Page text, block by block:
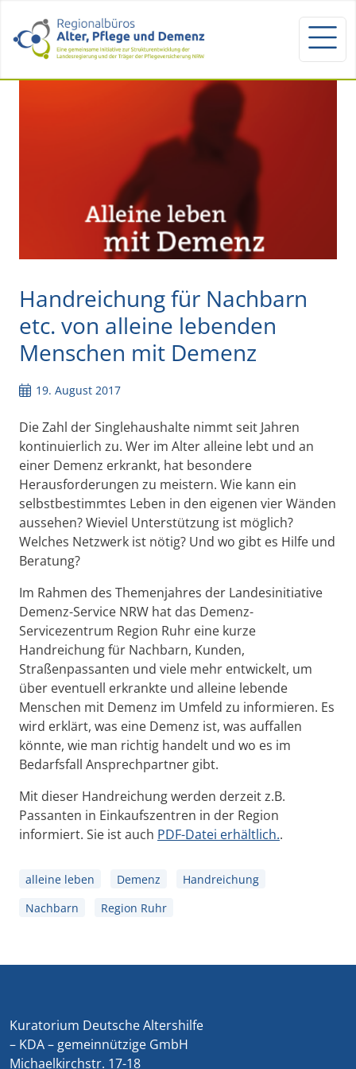
Handreichung für Nachbarn
etc. von alleine lebenden
Menschen mit Demenz
19. August 2017
Die Zahl der Singlehaushalte nimmt seit Jahren
kontinuierlich zu. Wer im Alter alleine lebt und an
einer Demenz erkrankt, hat besondere
Herausforderungen zu meistern. Wie kann ein
selbstbestimmtes Leben in den eigenen vier Wänden
aussehen? Wieviel Unterstützung ist möglich?
Welches Netzwerk ist nötig? Und wo gibt es Hilfe und
Beratung?
Im Rahmen des Themenjahres der Landesinitiative
Demenz-Service NRW hat das Demenz-
Servicezentrum Region Ruhr eine kurze
Handreichung für Nachbarn, Kunden,
Straßenpassanten und viele mehr entwickelt, um
über eventuell erkrankte und alleine lebende
Menschen mit Demenz im Umfeld zu informieren. Es
wird erklärt, was eine Demenz ist, was auffallen
könnte, wie man richtig handelt und wo es im
Bedarfsfall Ansprechpartner gibt.
Mit dieser Handreichung werden derzeit z.B.
Passanten in Einkaufszentren in der Region
informiert. Sie ist auch PDF-Datei erhältlich..
alleine leben Demenz
Handreichung
Nachbarn
Region Ruhr
Kuratorium Deutsche Altershilfe
– KDA – gemeinnützige GmbH
Michaelkirchstr. 17-18